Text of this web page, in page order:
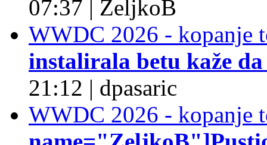
07:37 | ZeljkoB
WWDC 2026 - kopanje
instalirala betu kaže
21:12 | dpasaric
WWDC 2026 - kopanje